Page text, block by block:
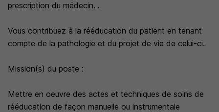
prescription du médecin. .
Vous contribuez à la rééducation du patient en tenant
compte de la pathologie et du projet de vie de celui-ci.
Mission(s) du poste :
Mettre en oeuvre des actes et techniques de soins de
rééducation de façon manuelle ou instrumentale